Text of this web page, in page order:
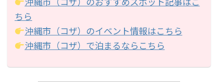
ちら
沖縄市（コザ）のイベント情報はこちら
沖縄市（コザ）で泊まるならこちら